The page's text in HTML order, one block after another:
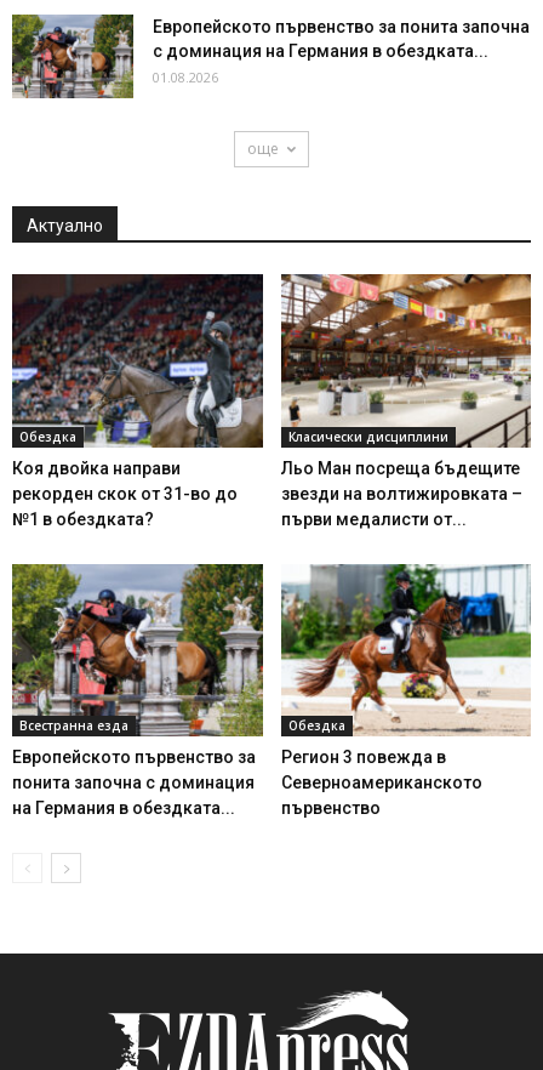
Европейското първенство за понита започна
с доминация на Германия в обездката...
01.08.2026
още
Актуално
Обездка
Коя двойка направи
рекорден скок от 31-во до
№1 в обездката?
Класически дисциплини
Льо Ман посреща бъдещите
звезди на волтижировката –
първи медалисти от...
Всестранна езда
Европейското първенство за
понита започна с доминация
на Германия в обездката...
Обездка
Регион 3 повежда в
Северноамериканското
първенство